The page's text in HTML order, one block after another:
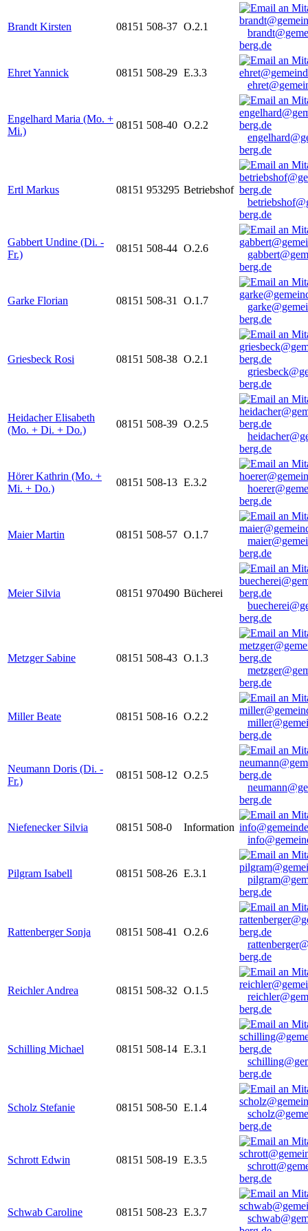
Brandt Kirsten 08151 508-37 O.2.1
berg.de
Ehret Yannick 08151 508-29 E.3.3
Engelhard Maria (Mo. +
Mi.)
08151 508-40 O.2.2
berg.de
Ertl Markus 08151 953295 Betriebshof
berg.de
Gabbert Undine (Di. -
Fr.)
08151 508-44 O.2.6
berg.de
Garke Florian 08151 508-31 O.1.7
berg.de
Griesbeck Rosi 08151 508-38 O.2.1
berg.de
Heidacher Elisabeth
(Mo. + Di. + Do.)
08151 508-39 O.2.5
berg.de
Hörer Kathrin (Mo. +
Mi. + Do.)
08151 508-13 E.3.2
berg.de
Maier Martin 08151 508-57 O.1.7
berg.de
Meier Silvia 08151 970490 Bücherei
berg.de
Metzger Sabine 08151 508-43 O.1.3
berg.de
Miller Beate 08151 508-16 O.2.2
berg.de
Neumann Doris (Di. -
Fr.)
08151 508-12 O.2.5
berg.de
Niefenecker Silvia 08151 508-0
Information
Pilgram Isabell 08151 508-26 E.3.1
berg.de
Rattenberger Sonja 08151 508-41
O.2.6
berg.de
Reichler Andrea 08151 508-32 O.1.5
berg.de
Schilling Michael 08151 508-14 E.3.1
berg.de
Scholz Stefanie 08151 508-50 E.1.4
berg.de
Schrott Edwin 08151 508-19 E.3.5
berg.de
Schwab Caroline 08151 508-23 E.3.7